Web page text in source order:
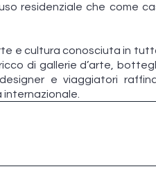
residenziale che come
e cultura conosciuta in
di gallerie d’arte,
e viaggiatori